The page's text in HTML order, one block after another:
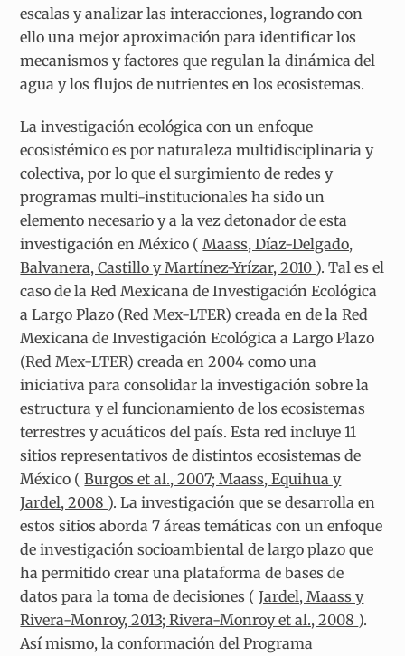
escalas y analizar las interacciones, logrando con
ello una mejor aproximación para identificar los
mecanismos y factores que regulan la dinámica del
agua y los flujos de nutrientes en los ecosistemas.
La investigación ecológica con un enfoque
ecosistémico es por naturaleza multidisciplinaria y
colectiva, por lo que el surgimiento de redes y
programas multi-institucionales ha sido un
elemento necesario y a la vez detonador de esta
investigación en México ( Maass, Díaz-Delgado,
Balvanera, Castillo y Martínez-Yrízar, 2010 ). Tal es el
caso de la Red Mexicana de Investigación Ecológica
a Largo Plazo (Red Mex-LTER) creada en de la Red
Mexicana de Investigación Ecológica a Largo Plazo
(Red Mex-LTER) creada en 2004 como una
iniciativa para consolidar la investigación sobre la
estructura y el funcionamiento de los ecosistemas
terrestres y acuáticos del país. Esta red incluye 11
sitios representativos de distintos ecosistemas de
México (Burgos et al., 2007; Maass, Equihua y
Jardel, 2008 ). La investigación que se desarrolla en
estos sitios aborda 7 áreas temáticas con un enfoque
de investigación socioambiental de largo plazo que
ha permitido crear una plataforma de bases de
datos para la toma de decisiones (Jardel, Maass y
Rivera-Monroy, 2013; Rivera-Monroy et al., 2008 ).
Así mismo, la conformación del Programa